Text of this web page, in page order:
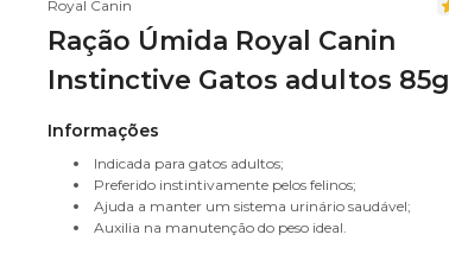
Royal Canin
Ração Úmida Royal Canin
Instinctive Gatos adultos 85g
Informações
Indicada para gatos adultos;
Preferido instintivamente pelos felinos;
Ajuda a manter um sistema urinário saudável;
Auxilia na manutenção do peso ideal.